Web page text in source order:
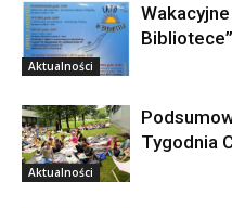
Aktualności
Bibliotece”
Aktualności
Tygodnia